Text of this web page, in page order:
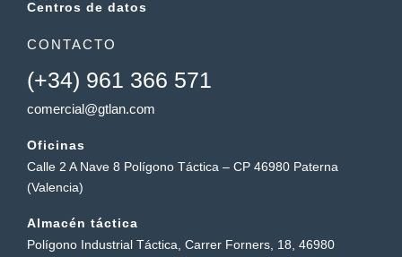
Centros de datos
CONTACTO
(+34) 961 366 571
comercial@gtlan.com
Oficinas
Calle 2 A Nave 8 Polígono Táctica – CP 46980 Paterna
(Valencia)
Almacén táctica
Polígono Industrial Táctica, Carrer Forners, 18, 46980